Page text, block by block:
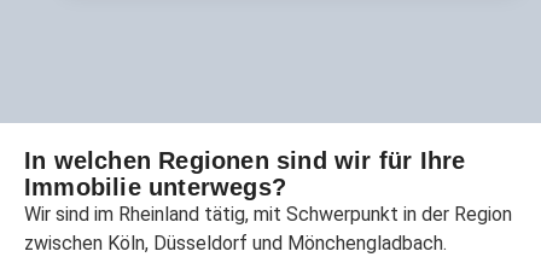
In welchen Regionen sind wir für Ihre
Immobilie unterwegs?
Wir sind im Rheinland tätig, mit Schwerpunkt in der Region
zwischen Köln, Düsseldorf und Mönchengladbach.